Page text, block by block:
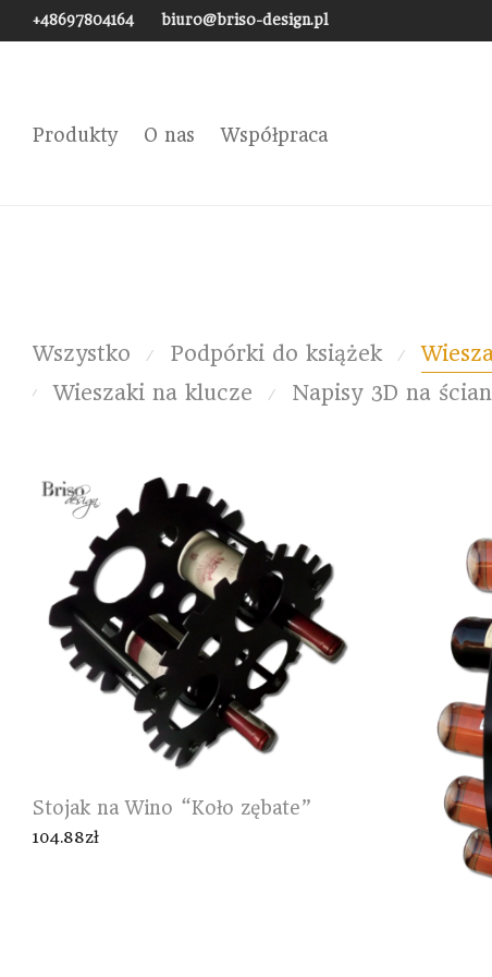
+48697804164 biuro@briso-design.pl
Produkty O nas Współpraca
Wszystko ⁄ Podpórki do książek ⁄
⁄ Wieszaki na klucze ⁄ Napisy 3D na
Stojak na Wino “Koło zębate”
104.88zł